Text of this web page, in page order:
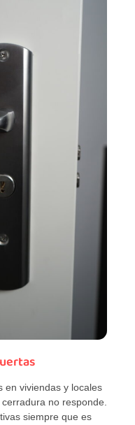
en viviendas y locales
no responde.
siempre que es